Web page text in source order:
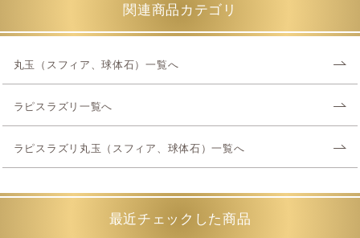
関連商品カテゴリ
丸玉（スフィア、球体石）一覧へ
ラピスラズリ一覧へ
ラピスラズリ丸玉（スフィア、球体石）一覧へ
最近チェックした商品